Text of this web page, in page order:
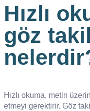
Hızlı
göz
Hızlı okuma, metin
etmeyi gerektirir. Göz